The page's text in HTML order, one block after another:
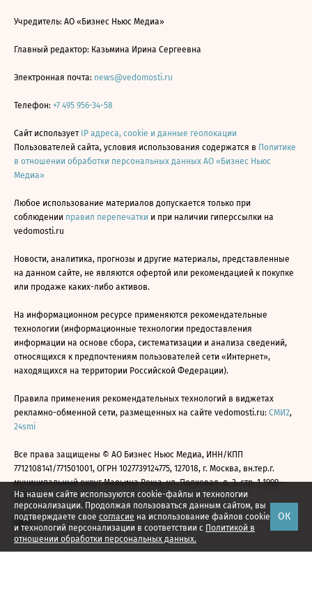
На нашем сайте используются cookie-файлы и технологии
персонализации. Продолжая пользоваться данным сайтом, вы
подтверждаете свое согласие на использование файлов cookie
и технологий персонализации в соответствии с Политикой в
отношении обработки персональных данных.
ОК
Учредитель: АО «Бизнес Ньюс Медиа»
Главный редактор: Казьмина Ирина Сергеевна
Электронная почта: news@vedomosti.ru
Телефон: +7 495 956-34-58
Сайт использует IP адреса, cookie и данные геолокации
Пользователей сайта, условия использования содержатся в Политике
в отношении обработки персональных данных АО «Бизнес Ньюс
Медиа»
Любое использование материалов допускается только при
соблюдении правил перепечатки и при наличии гиперссылки на
vedomosti.ru
Новости, аналитика, прогнозы и другие материалы, представленные
на данном сайте, не являются офертой или рекомендацией к покупке
или продаже каких-либо активов.
На информационном ресурсе применяются рекомендательные
технологии (информационные технологии предоставления
информации на основе сбора, систематизации и анализа сведений,
относящихся к предпочтениям пользователей сети «Интернет»,
находящихся на территории Российской Федерации).
Правила применения рекомендательных технологий в виджетах
рекламно-обменной сети, размещенных на сайте vedomosti.ru: СМИ2,
24smi
Все права защищены © АО Бизнес Ньюс Медиа, ИНН/КПП
7712108141/771501001, ОГРН 1027739124775, 127018, г. Москва, вн.тер.г.
муниципальный округ Марьина Роща, ул. Полковая, д. 3, стр. 1 1999—
2026